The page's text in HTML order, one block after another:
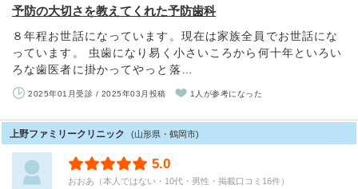
予防の大切さを教えてくれた予防歯科
８年程お世話になっています。現在は家族全員でお世話にな
っています。 虫歯になり易く小さいころから何十年といろい
ろな歯医者に掛かってやっと落…
2025年01月受診 / 2025年03月投稿 1人が参考になった
上野ファミリークリニック (山形県・鶴岡市)
5.0
おおあ（本人ではない・10代・男性・掲載口コミ16件）